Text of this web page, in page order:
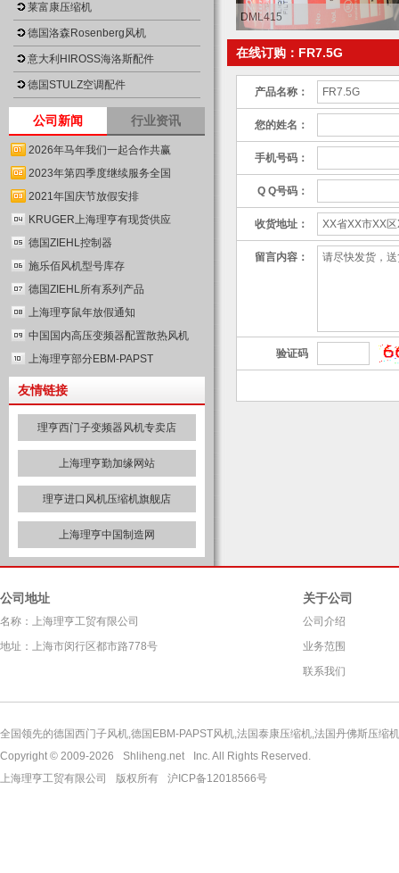
莱富康压缩机
德国洛森Rosenberg风机
意大利HIROSS海洛斯配件
德国STULZ空调配件
公司新闻 行业资讯
2026年马年我们一起合作共赢
2023年第四季度继续服务全国
2021年国庆节放假安排
KRUGER上海理亨有现货供应
德国ZIEHL控制器
施乐佰风机型号库存
德国ZIEHL所有系列产品
上海理亨鼠年放假通知
中国国内高压变频器配置散热风机
上海理亨部分EBM-PAPST
友情链接
理亨西门子变频器风机专卖店
上海理亨勤加缘网站
理亨进口风机压缩机旗舰店
上海理亨中国制造网
DML415
在线订购：FR7.5G
产品名称：
您的姓名：
手机号码：
Q Q号码：
收货地址：
留言内容：
验证码
公司地址
名称：上海理亨工贸有限公司
地址：上海市闵行区都市路778号
关于公司
公司介绍
业务范围
联系我们
全国领先的德国西门子风机,德国EBM-PAPST风机,法国泰康压缩机,法国丹佛斯压缩
Copyright © 2009-2026
Shliheng.net
Inc. All Rights Reserved.
上海理亨工贸有限公司
版权所有 沪ICP备12018566号